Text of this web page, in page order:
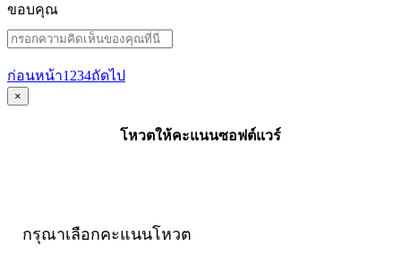
ขอบคุณ
ก่อนหน้า1 234ถัดไป
×
โหวตให้คะแนนซอฟต์แวร์
กรุณาเลือกคะแนนโหวต